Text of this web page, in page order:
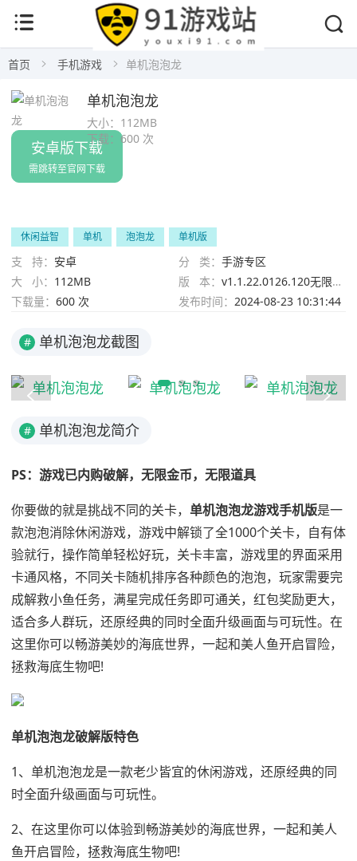
首页 手机游戏 单机泡泡龙
安卓版下载
需跳转至官网下载
大小： 112MB
下载： 600 次
单机泡泡龙
休闲益智 单机 泡泡龙 单机版
支 持： 安卓 分 类： 手游专区
大 小： 112MB 版 本： v1.1.22.0126.120无限金币版
下载量： 600 次 发布时间： 2024-08-23 10:31:44
# 单机泡泡龙截图
# 单机泡泡龙简介
PS：游戏已内购破解，无限金币，无限道具
你要做的就是挑战不同的关卡， 单机泡泡龙游戏手机版是一
款泡泡消除休闲游戏，游戏中解锁了全1000个关卡，自有体
验就行，操作简单轻松好玩，关卡丰富，游戏里的界面采用
卡通风格，不同关卡随机排序各种颜色的泡泡，玩家需要完
成解救小鱼任务，满星完成任务即可通关，红包奖励更大，
适合多人群玩，还原经典的同时全面升级画面与可玩性。在
这里你可以畅游美妙的海底世界，一起和美人鱼开启冒险，
拯救海底生物吧!
单机泡泡龙破解版特色
1、单机泡泡龙是一款老少皆宜的休闲游戏，还原经典的同
时全面升级画面与可玩性。
2、在这里你可以体验到畅游美妙的海底世界，一起和美人
鱼开启冒险，拯救海底生物吧!